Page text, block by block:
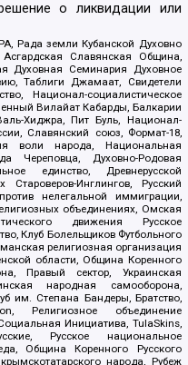
о ликвидации или
Рада земли Кубанской Духовно
Славянская Община,
Духовная Семинария Духовное
Таблиги Джамаат, Свидетели
Национал-социалистическое
Вилайат Кабарды, Балкарии
Хиджра, Пит Буль, Национал-
Славянский союз, Формат-18,
воли народа, Национальная
Череповца, Духовно-Родовая
единство, Древнерусской
Инглингов, Русский
нелегальной иммиграции,
объединениях, Омская
движения Русское
Клуб Болельщиков Футбольного
религиозная организация
области, Община Коренного
Правый сектор, Украинская
народная самооборона,
им. Степана Бандеры, Братство,
Религиозное объединение
Инициатива, TulaSkins,
Русское национальное
Община Коренного Русского
народа, Рубеж